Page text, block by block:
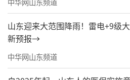
山东迎来大范围降雨！雷电+9级
新预报→
中华网山东频道